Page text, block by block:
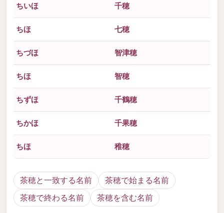
ちいほ 千穂
ちほ 七穂
ちづほ 智津穂
ちほ 智穂
ちずほ 千鶴穂
ちかほ 千果穂
ちほ 稚穂
茶穂と一致する名前
茶穂で始まる名前
茶穂で終わる名前
茶穂を含む名前